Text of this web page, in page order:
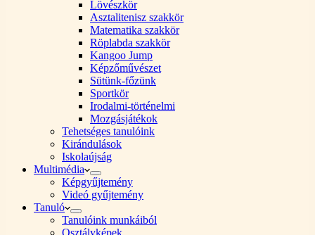
Lövészkör
Asztalitenisz szakkör
Matematika szakkör
Röplabda szakkör
Kangoo Jump
Képzőművészet
Sütünk-főzünk
Sportkör
Irodalmi-történelmi
Mozgásjátékok
Tehetséges tanulóink
Kirándulások
Iskolaújság
Multimédia
Képgyűjtemény
Videó gyűjtemény
Tanuló
Tanulóink munkáiból
Osztályképek